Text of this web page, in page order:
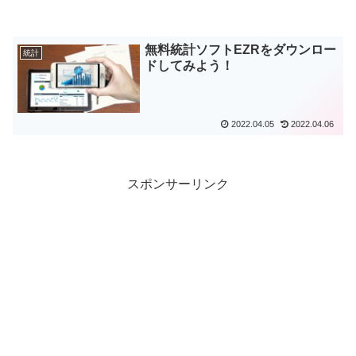
統計
無料統計ソフトEZRをダウンロー
ドしてみよう！
2022.04.05 2022.04.06
スポンサーリンク